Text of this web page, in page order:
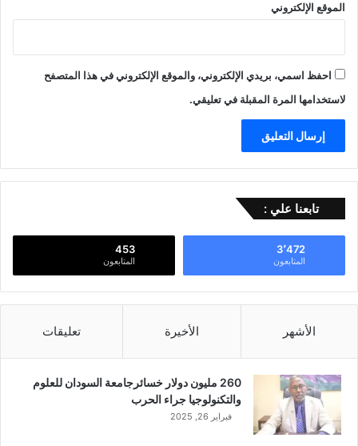
الموقع الإلكتروني
احفظ اسمي، بريدي الإلكتروني، والموقع الإلكتروني في هذا المتصفح
لاستخدامها المرة المقبلة في تعليقي.
تابعنا علي :
3٬472
المتابعون
453
المتابعون
الأشهر الأخيرة تعليقات
260 مليون دولار خسائرجامعة السودان للعلوم
والتكنولوجيا جراء الحرب
فبراير 26, 2025